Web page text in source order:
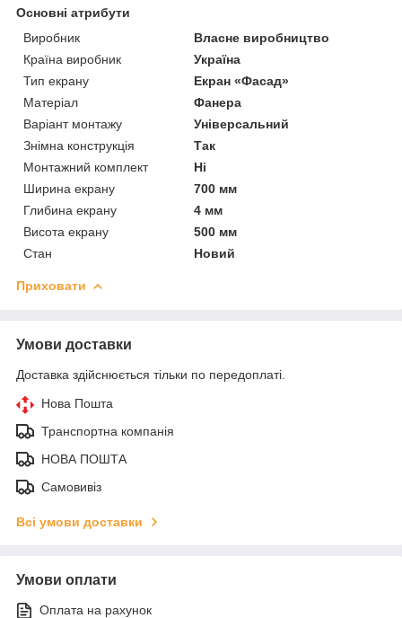
Основні атрибути
Виробник
Власне виробництво
Країна виробник
Україна
Тип екрану
Екран «Фасад»
Матеріал
Фанера
Варіант монтажу
Універсальний
Знімна конструкція
Так
Монтажний комплект
Ні
Ширина екрану
700 мм
Глибина екрану
4 мм
Висота екрану
500 мм
Стан
Новий
Приховати
Умови доставки
Доставка здійснюється тільки по передоплаті.
Нова Пошта
Транспортна компанія
НОВА ПОШТА
Самовивіз
Всі умови доставки
Умови оплати
Оплата на рахунок